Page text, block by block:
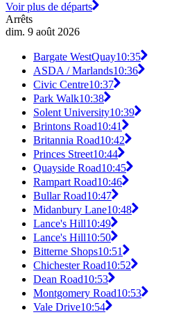
Voir plus de départs
Arrêts
dim. 9 août 2026
Bargate WestQuay10:35
ASDA / Marlands10:36
Civic Centre10:37
Park Walk10:38
Solent University10:39
Brintons Road10:41
Britannia Road10:42
Princes Street10:44
Quayside Road10:45
Rampart Road10:46
Bullar Road10:47
Midanbury Lane10:48
Lance's Hill10:49
Lance's Hill10:50
Bitterne Shops10:51
Chichester Road10:52
Dean Road10:53
Montgomery Road10:53
Vale Drive10:54